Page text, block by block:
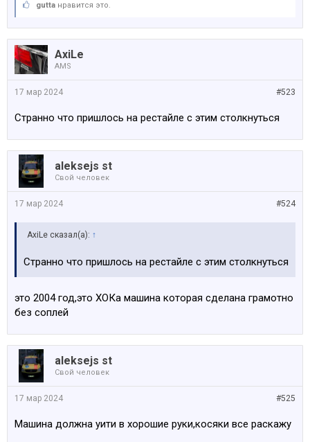
gutta нравится это.
AxiLe
AMS
#523
17 мар 2024
Странно что пришлось на рестайле с этим столкнуться
aleksejs st
Свой человек
#524
17 мар 2024
AxiLe сказал(а): ↑
Странно что пришлось на рестайле с этим столкнуться
это 2004 год,это ХОКа машина которая сделана грамотно
без соплей
aleksejs st
Свой человек
#525
17 мар 2024
Машина должна уити в хорошие руки,косяки все раскажу